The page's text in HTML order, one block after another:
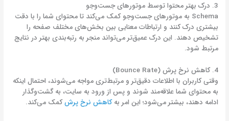
3. درک بهتر محتوا توسط موتورهای جست‌وجو
Schema به موتورهای جست‌وجو کمک می‌کند تا محتوای شما را با دقت
بیشتری درک کنند و ارتباطات معنایی بین بخش‌های مختلف صفحه را
تشخیص دهند. این درک عمیق‌تر می‌تواند منجر به رتبه‌بندی بهتر در نتایج
مرتبط شود.
4. کاهش نرخ پرش (Bounce Rate)
وقتی کاربران با اطلاعات دقیق‌تر و مرتبط‌تری مواجه می‌شوند، احتمال اینکه
به محتوای شما علاقه‌مند شوند و پس از ورود به سایت، به گشت‌وگذار
ادامه دهند، بیشتر می‌شود؛ این امر بهکاهش نرخ پرشکمک می‌کند.